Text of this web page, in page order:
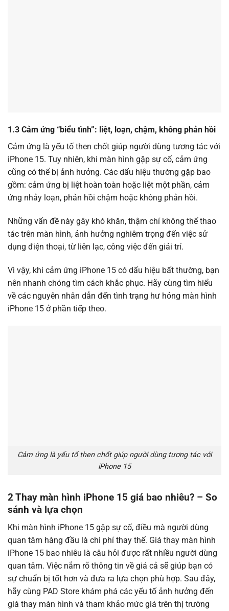
1.3 Cảm ứng “biểu tình”: liệt, loạn, chậm, không phản hồi
Cảm ứng là yếu tố then chốt giúp người dùng tương tác với
iPhone 15. Tuy nhiên, khi màn hình gặp sự cố, cảm ứng
cũng có thể bị ảnh hưởng. Các dấu hiệu thường gặp bao
gồm: cảm ứng bị liệt hoàn toàn hoặc liệt một phần, cảm
ứng nhảy loạn, phản hồi chậm hoặc không phản hồi.
Những vấn đề này gây khó khăn, thậm chí không thể thao
tác trên màn hình, ảnh hưởng nghiêm trọng đến việc sử
dụng điện thoại, từ liên lạc, công việc đến giải trí.
Vì vậy, khi cảm ứng iPhone 15 có dấu hiệu bất thường, bạn
nên nhanh chóng tìm cách khắc phục. Hãy cùng tìm hiểu
về các nguyên nhân dẫn đến tình trạng hư hỏng màn hình
iPhone 15 ở phần tiếp theo.
Cảm ứng là yếu tố then chốt giúp người dùng tương tác với
iPhone 15
2 Thay màn hình iPhone 15 giá bao nhiêu? – So
sánh và lựa chọn
Khi màn hình iPhone 15 gặp sự cố, điều mà người dùng
quan tâm hàng đầu là chi phí thay thế. Giá thay màn hình
iPhone 15 bao nhiêu là câu hỏi được rất nhiều người dùng
quan tâm. Việc nắm rõ thông tin về giá cả sẽ giúp bạn có
sự chuẩn bị tốt hơn và đưa ra lựa chọn phù hợp. Sau đây,
hãy cùng PAD Store khám phá các yếu tố ảnh hưởng đến
giá thay màn hình và tham khảo mức giá trên thị trường